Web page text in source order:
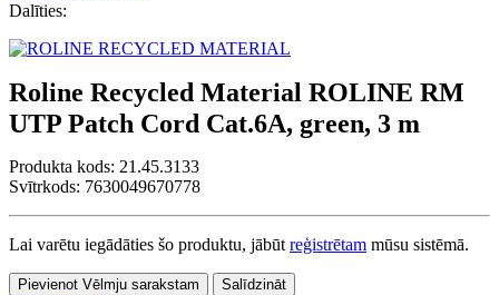
Dalīties:
Roline Recycled Material ROLINE RM
UTP Patch Cord Cat.6A, green, 3 m
Produkta kods: 21.45.3133
Svītrkods: 7630049670778
Lai varētu iegādāties šo produktu, jābūt reģistrētam mūsu sistēmā.
Pievienot Vēlmju sarakstam Salīdzināt